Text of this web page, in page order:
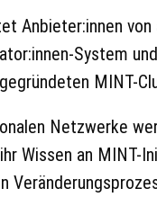
Anbieter:innen
System
MINT-
Netzwerke
Wissen an